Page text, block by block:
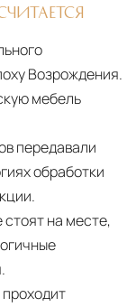
Возрождения.
мебель
передавали
обработки
на месте,